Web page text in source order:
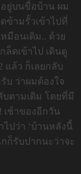
ยู่บนขื่อบ้าน ผม
ข้ามรั้วเข้าไปที่
มือนเดิม.. ด้วย
ล็ดเข้าไป เดินดู
แล้ว ก็เลยกลับ
บ ว่าผมต้องใจ
ตามเดิม โดยที่มี
เช้าของอีกวัน
ไปว่า ‘บ้านหลังนี้
ก็รับปากนะว่าจะ